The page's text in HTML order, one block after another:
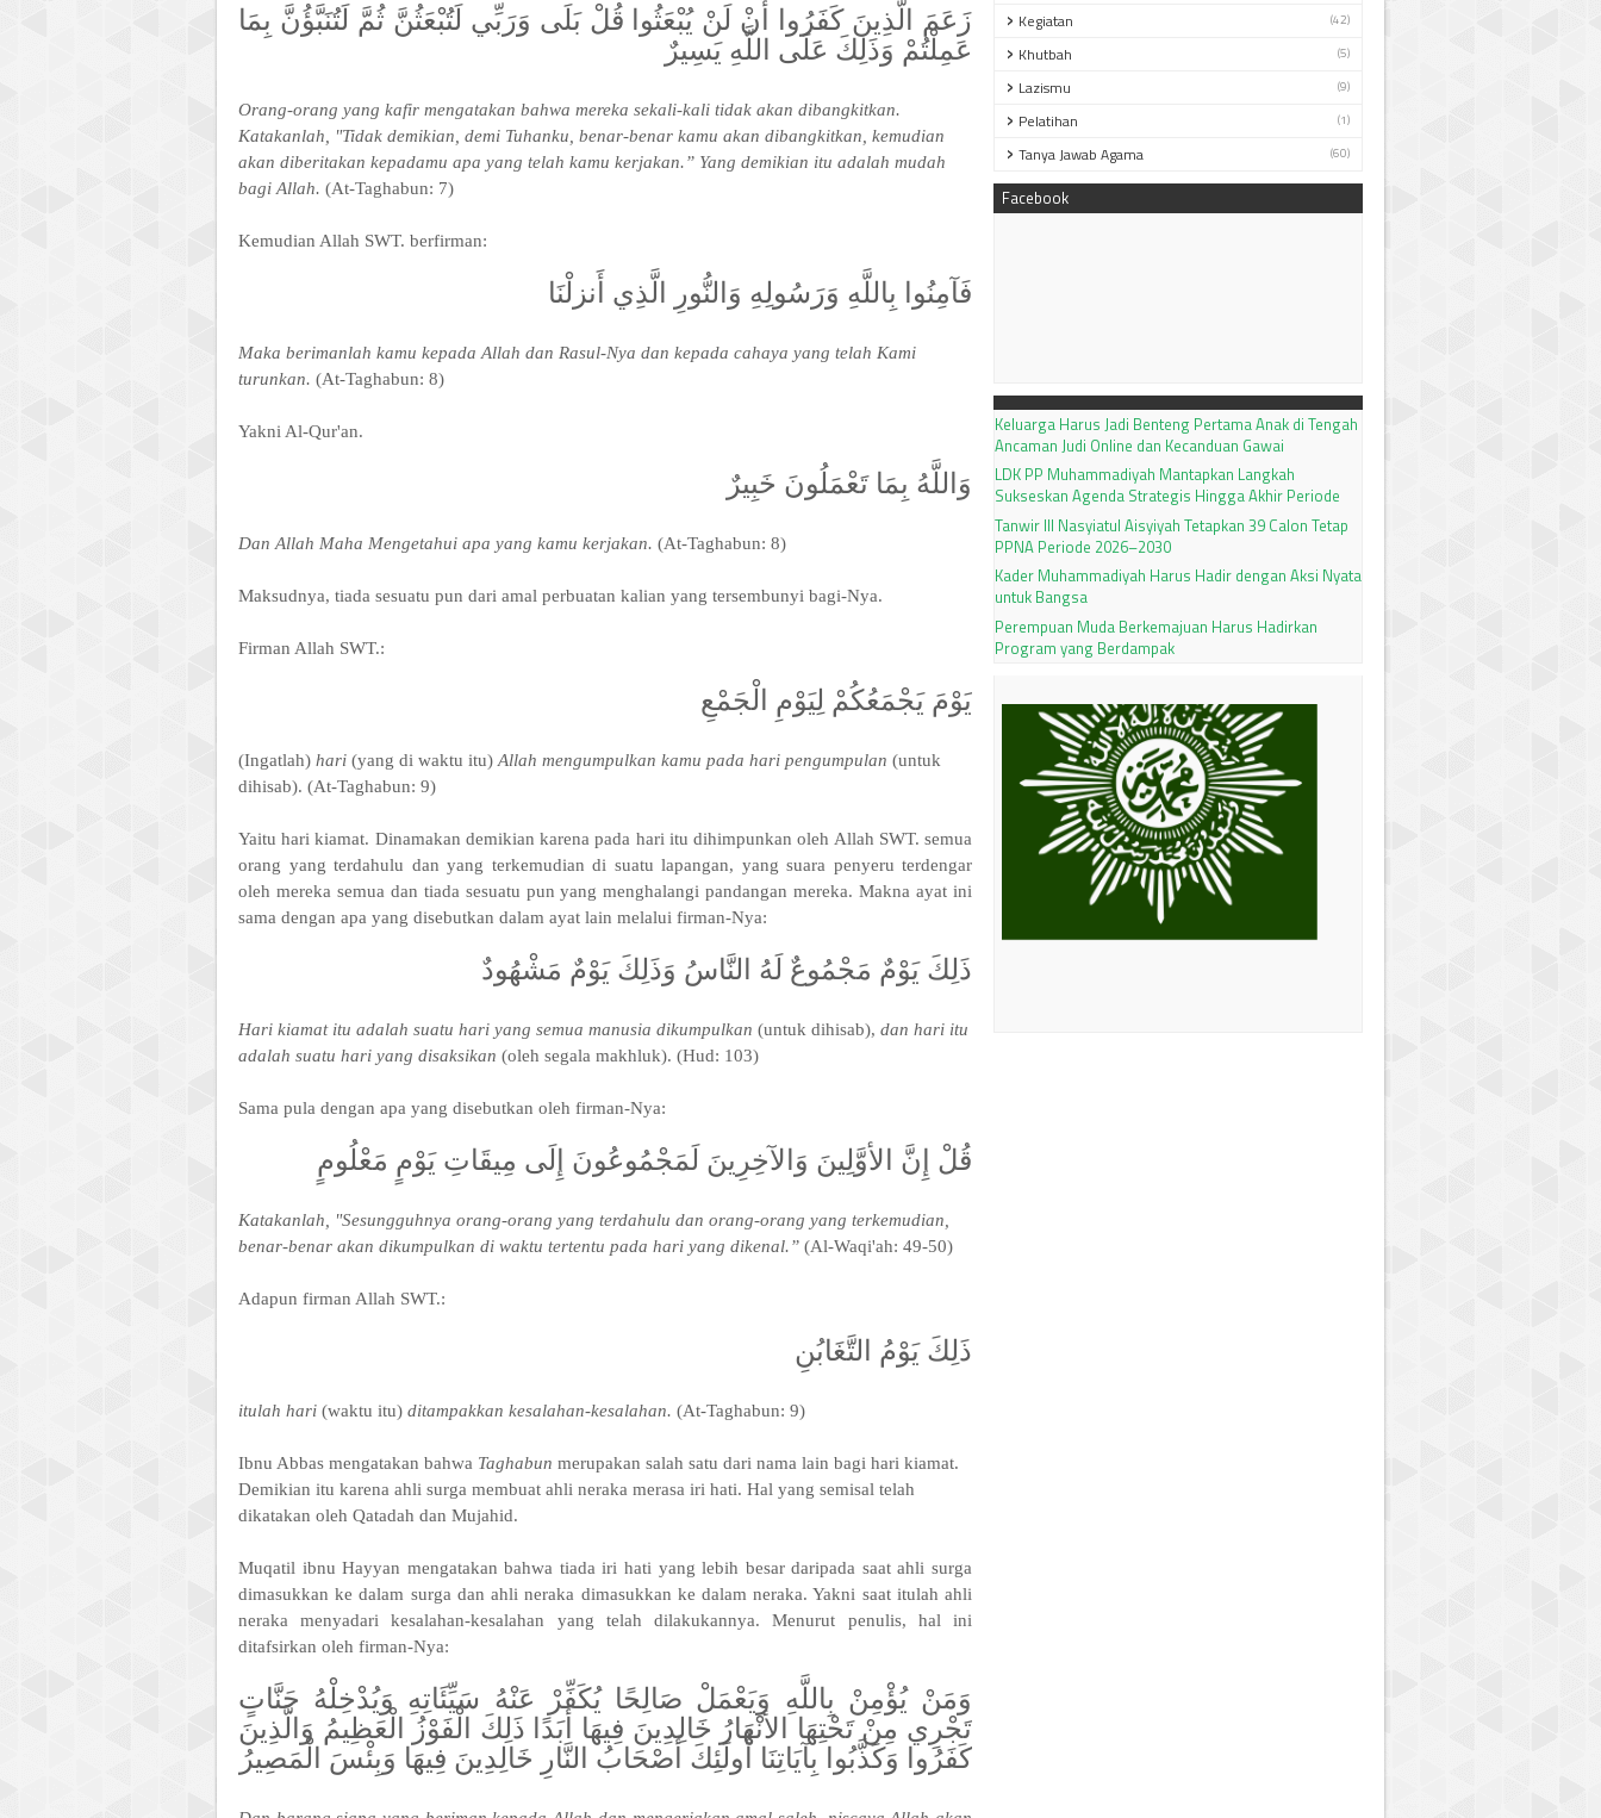
زَعَمَ الَّذِينَ كَفَرُوا أَنْ لَنْ يُبْعَثُوا قُلْ بَلَى وَرَبِّي لَتُبْعَثُنَّ ثُمَّ لَتُنَبَّؤُنَّ بِمَا
عَمِلْتُمْ وَذَلِكَ عَلَى اللَّهِ يَسِيرٌ
Orang-orang yang kafir mengatakan bahwa mereka sekali-kali tidak akan dibangkitkan.
Katakanlah, "Tidak demikian, demi Tuhanku, benar-benar kamu akan dibangkitkan, kemudian
akan diberitakan kepadamu apa yang telah kamu kerjakan.” Yang demikian itu adalah mudah
bagi Allah. (At-Taghabun: 7)
Kemudian Allah SWT. berfirman:
فَآمِنُوا بِاللَّهِ وَرَسُولِهِ وَالنُّورِ الَّذِي أَنزلْنَا
Maka berimanlah kamu kepada Allah dan Rasul-Nya dan kepada cahaya yang telah Kami
turunkan. (At-Taghabun: 8)
Yakni Al-Qur'an.
وَاللَّهُ بِمَا تَعْمَلُونَ خَبِيرٌ
Dan Allah Maha Mengetahui apa yang kamu kerjakan. (At-Taghabun: 8)
Maksudnya, tiada sesuatu pun dari amal perbuatan kalian yang ter­sembunyi bagi-Nya.
Firman Allah SWT.:
يَوْمَ يَجْمَعُكُمْ لِيَوْمِ الْجَمْعِ
(Ingatlah) hari (yang di waktu itu) Allah mengumpulkan kamu pada hari pengumpulan (untuk
dihisab). (At-Taghabun: 9)
Yaitu hari kiamat. Dinamakan demikian karena pada hari itu dihimpunkan oleh Allah SWT. semua
orang yang terdahulu dan yang terkemudian di suatu lapangan, yang suara penyeru terdengar
oleh mereka semua dan tiada sesuatu pun yang menghalangi pandangan mereka. Makna ayat ini
sama dengan apa yang disebutkan dalam ayat lain melalui firman-Nya:
ذَلِكَ يَوْمٌ مَجْمُوعٌ لَهُ النَّاسُ وَذَلِكَ يَوْمٌ مَشْهُودٌ
Hari kiamat itu adalah suatu hari yang semua manusia dikumpulkan (untuk dihisab), dan hari itu
adalah suatu hari yang disaksikan (oleh segala makhluk). (Hud: 103)
Sama pula dengan apa yang disebutkan oleh firman-Nya:
قُلْ إِنَّ الأوَّلِينَ وَالآخِرِينَ لَمَجْمُوعُونَ إِلَى مِيقَاتِ يَوْمٍ مَعْلُومٍ
Katakanlah, "Sesungguhnya orang-orang yang terdahulu dan orang-orang yang terkemudian,
benar-benar akan dikumpulkan di waktu tertentu pada hari yang dikenal.” (Al-Waqi'ah: 49-50)
Adapun firman Allah SWT.:
ذَلِكَ يَوْمُ التَّغَابُنِ
itulah hari (waktu itu) ditampakkan kesalahan-kesalahan. (At-Taghabun: 9)
Ibnu Abbas mengatakan bahwa Taghabun merupakan salah satu dari nama lain bagi hari kiamat.
Demikian itu karena ahli surga membuat ahli neraka merasa iri hati. Hal yang semisal telah
dikatakan oleh Qatadah dan Mujahid.
Muqatil ibnu Hayyan mengatakan bahwa tiada iri hati yang lebih besar daripada saat ahli surga
dimasukkan ke dalam surga dan ahli neraka dimasukkan ke dalam neraka. Yakni saat itulah ahli
neraka menyadari kesalahan-kesalahan yang telah dilakukannya. Menurut penulis, hal ini
ditafsirkan oleh firman-Nya:
وَمَنْ يُؤْمِنْ بِاللَّهِ وَيَعْمَلْ صَالِحًا يُكَفِّرْ عَنْهُ سَيِّئَاتِهِ وَيُدْخِلْهُ جَنَّاتٍ
تَجْرِي مِنْ تَحْتِهَا الأنْهَارُ خَالِدِينَ فِيهَا أَبَدًا ذَلِكَ الْفَوْزُ الْعَظِيمُ وَالَّذِينَ
كَفَرُوا وَكَذَّبُوا بِآيَاتِنَا أُولَئِكَ أَصْحَابُ النَّارِ خَالِدِينَ فِيهَا وَبِئْسَ الْمَصِيرُ
Kegiatan (42)
Khutbah (5)
Lazismu (9)
Pelatihan (1)
Tanya Jawab Agama (60)
Facebook
Keluarga Harus Jadi Benteng Pertama Anak di Tengah
Ancaman Judi Online dan Kecanduan Gawai
LDK PP Muhammadiyah Mantapkan Langkah
Sukseskan Agenda Strategis Hingga Akhir Periode
Tanwir III Nasyiatul Aisyiyah Tetapkan 39 Calon Tetap
PPNA Periode 2026–2030
Kader Muhammadiyah Harus Hadir dengan Aksi Nyata
untuk Bangsa
Perempuan Muda Berkemajuan Harus Hadirkan
Program yang Berdampak